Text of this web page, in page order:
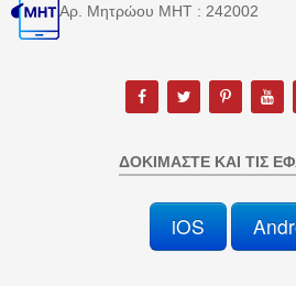
Αρ. Μητρώου MHT : 242002
ΔΟΚΙΜΆΣΤΕ ΚΑΙ ΤΙΣ
iOS